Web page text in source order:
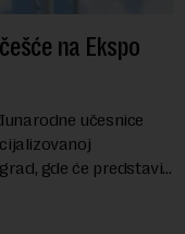
na Ekspo
učesnice
gde će predstaviti